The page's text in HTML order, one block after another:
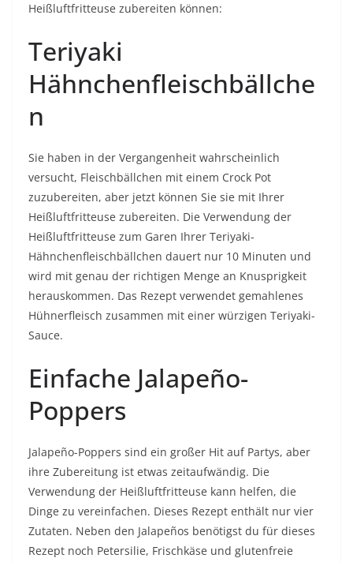
Heißluftfritteuse zubereiten können:
Teriyaki
Hähnchenfleischbällche
n
Sie haben in der Vergangenheit wahrscheinlich
versucht, Fleischbällchen mit einem Crock Pot
zuzubereiten, aber jetzt können Sie sie mit Ihrer
Heißluftfritteuse zubereiten. Die Verwendung der
Heißluftfritteuse zum Garen Ihrer Teriyaki-
Hähnchenfleischbällchen dauert nur 10 Minuten und
wird mit genau der richtigen Menge an Knusprigkeit
herauskommen. Das Rezept verwendet gemahlenes
Hühnerfleisch zusammen mit einer würzigen Teriyaki-
Sauce.
Einfache Jalapeño-
Poppers
Jalapeño-Poppers sind ein großer Hit auf Partys, aber
ihre Zubereitung ist etwas zeitaufwändig. Die
Verwendung der Heißluftfritteuse kann helfen, die
Dinge zu vereinfachen. Dieses Rezept enthält nur vier
Zutaten. Neben den Jalapeños benötigst du für dieses
Rezept noch Petersilie, Frischkäse und glutenfreie